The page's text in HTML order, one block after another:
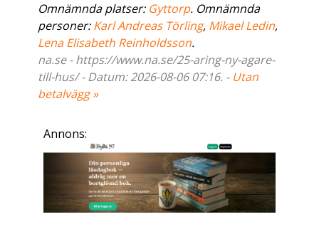
Omnämnda platser: Gyttorp. Omnämnda
personer:Karl Andreas Törling, Mikael Ledin,
Lena Elisabeth Reinholdsson.
na.se - https://www.na.se/25-aring-ny-agare-
till-hus/ - Datum: 2026-08-06 07:16. - Utan
betalvägg »
Annons: